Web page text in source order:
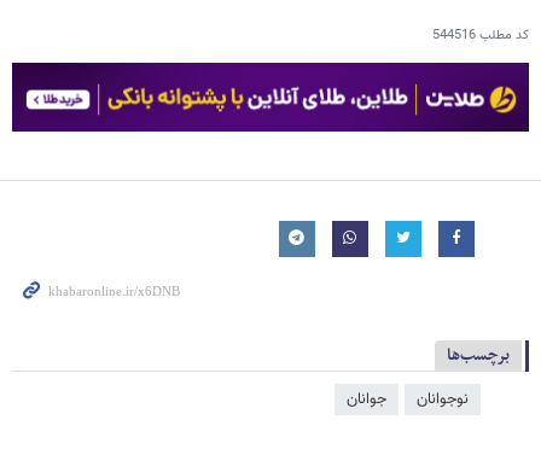
کد مطلب544516
برچسب‌ها
نوجوانان جوانان